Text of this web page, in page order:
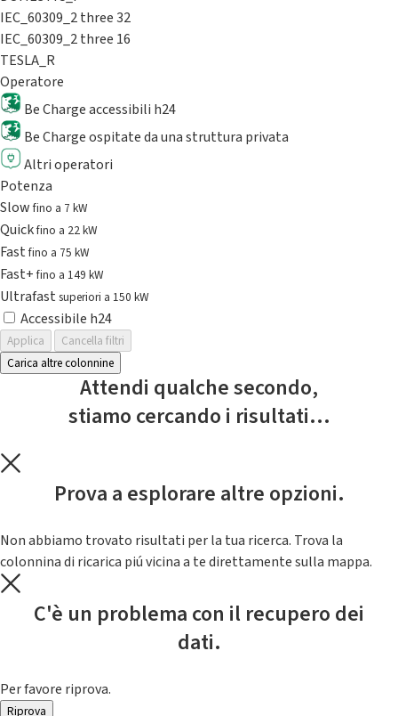
IEC_60309_2 three 32
IEC_60309_2 three 16
TESLA_R
Operatore
Be Charge accessibili h24
Be Charge ospitate da una struttura privata
Altri operatori
Potenza
Slowfino a 7 kW
Quickfino a 22 kW
Fastfino a 75 kW
Fast+fino a 149 kW
Ultrafast superiori a 150 kW
Accessibile h24
Applica
Cancella filtri
Carica altre colonnine
Attendi qualche secondo,
stiamo cercando i risultati...
Prova a esplorare altre opzioni.
Non abbiamo trovato risultati per la tua ricerca. Trova la
colonnina di ricarica piú vicina a te direttamente sulla mappa.
C'è un problema con il recupero dei
dati.
Per favore riprova.
Riprova